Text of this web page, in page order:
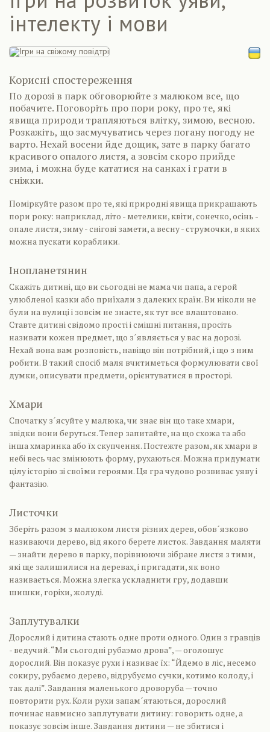
інтелекту і мови
Корисні спостереження
По дорозі в парк обговорюйте з малюком все, що
побачите. Поговоріть про пори року, про те, які
явища природи трапляються влітку, зимою, весною.
Розкажіть, що засмучуватись через погану погоду не
варто. Нехай восени йде дощик, зате в парку багато
красивого опалого листя, а зовсім скоро прийде
зима, і можна буде кататися на санках і грати в
сніжки.
Поміркуйте разом про те, які природні явища прикрашають
пори року: наприклад, літо - метелики, квіти, сонечко, осінь -
опале листя, зиму - снігові замети, а весну - струмочки, в яких
можна пускати кораблики.
Інопланетянин
Скажіть дитині, що ви сьогодні не мама чи папа, а герой
улюбленої казки або приїхали з далеких країн. Ви ніколи не
були на вулиці і зовсім не знаєте, як тут все влаштовано.
Ставте дитині свідомо прості і смішні питання, просіть
називати кожен предмет, що з´являється у вас на дорозі.
Нехай вона вам розповість, навіщо він потрібний, і що з ним
робити. В такий спосіб маля вчитиметься формулювати свої
думки, описувати предмети, орієнтуватися в просторі.
Хмари
Спочатку з´ясуйте у малюка, чи знає він що таке хмари,
звідки вони беруться. Тепер запитайте, на що схожа та або
інша хмаринка або їх скупчення. Постежте разом, як хмари в
небі весь час змінюють форму, рухаються. Можна придумати
цілу історію зі своїми героями. Ця гра чудово розвиває уяву і
фантазію.
Листочки
Зберіть разом з малюком листя різних дерев, обов´язково
називаючи дерево, від якого берете листок. Завдання маляти
— знайти дерево в парку, порівнюючи зібране листя з тими,
які ще залишилися на деревах, і пригадати, як воно
називається. Можна злегка ускладнити гру, додавши
шишки, горіхи, жолуді.
Заплутувалки
Дорослий і дитина стають одне проти одного. Один з гравців
- ведучий. “Ми сьогодні рубаэмо дрова”, — оголошує
дорослий. Він показує рухи і називає їх: “Йдемо в ліс, несемо
сокиру, рубаємо дерево, відрубуємо сучки, котимо колоду, і
так далі”. Завдання маленького дроворуба — точно
повторити рух. Коли рухи запам´ятаються, дорослий
починає навмисно заплутувати дитину: говорить одне, а
показує зовсім інше. Завдання дитини — не збитися і